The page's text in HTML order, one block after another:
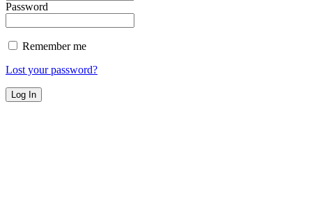
Password
Remember me
Lost your password?